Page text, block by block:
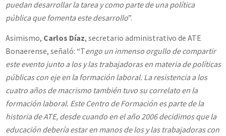
puedan desarrollar la tarea y como parte de una política
pública que fomenta este desarrollo”.
Asimismo, Carlos Díaz, secretario administrativo de ATE
Bonaerense, señaló: “Tengo un inmenso orgullo de compartir
este evento junto a los y las trabajadoras en materia de políticas
públicas con eje en la formación laboral. La resistencia a los
cuatro años de macrismo también tuvo su correlato en la
formación laboral. Este Centro de Formación es parte de la
historia de ATE, desde cuando en el año 2006 decidimos que la
educación debería estar en manos de los y las trabajadoras con